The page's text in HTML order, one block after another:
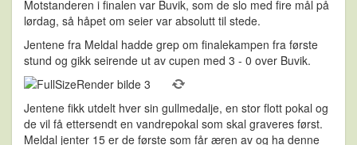
Motstanderen i finalen var Buvik, som de slo med fire mål på
lørdag, så håpet om seier var absolutt til stede.
Jentene fra Meldal hadde grep om finalekampen fra første
stund og gikk seirende ut av cupen med 3 - 0 over Buvik.
Jentene fikk utdelt hver sin gullmedalje, en stor flott pokal og
de vil få ettersendt en vandrepokal som skal graveres først.
Meldal jenter 15 er de første som får æren av og ha denne